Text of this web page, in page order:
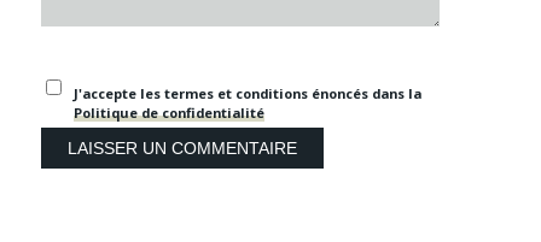
J'accepte les termes et conditions énoncés dans la
Politique de confidentialité